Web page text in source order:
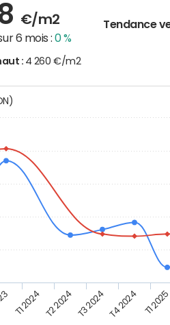
€/m2
6 mois :0 %
Tendance
: 4 260 €/m2
T1 2024 T2 2024 T3 2024 T4 2024 T1 2025